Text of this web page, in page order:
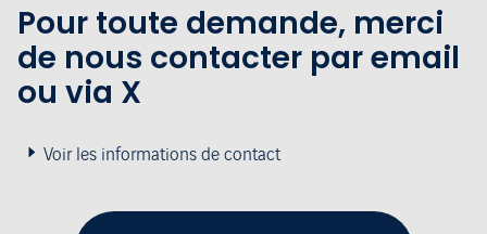
Pour toute demande, merci
de nous contacter par email
ou via X
Voir les informations de contact